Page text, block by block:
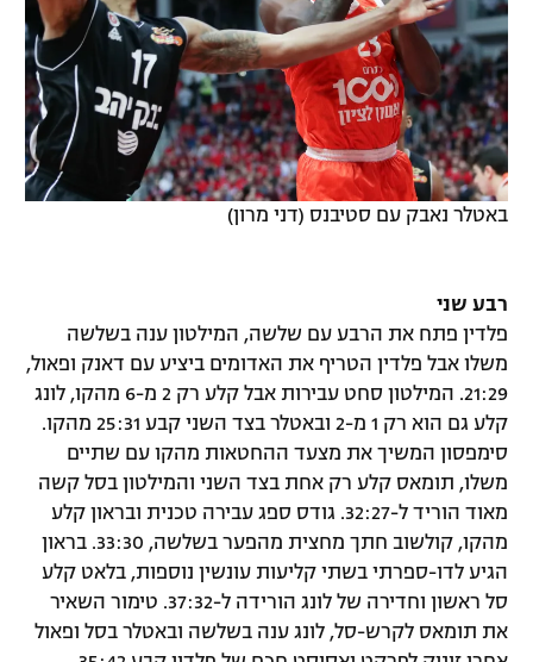
באטלר נאבק עם סטיבנס (דני מרון)
רבע שני
פלדין פתח את הרבע עם שלשה, המילטון ענה בשלשה
משלו אבל פלדין הטריף את האדומים ביציע עם דאנק ופאול,
21:29. המילטון סחט עבירות אבל קלע רק 2 מ-6 מהקו, לונג
קלע גם הוא רק 1 מ-2 ובאטלר בצד השני קבע 25:31 מהקו.
סימפסון המשיך את מצעד ההחטאות מהקו עם שתיים
משלו, תומאס קלע רק אחת בצד השני והמילטון בסל קשה
מאוד הוריד ל-32:27. גודס ספג עבירה טכנית ובראון קלע
מהקו, קולשוב חתך מחצית מהפער בשלשה, 33:30. בראון
הגיע לדו-ספרתי בשתי קליעות עונשין נוספות, בלאט קלע
סל ראשון וחדירה של לונג הורידה ל-37:32. טימור השאיר
את תומאס לקרש-סל, לונג ענה בשלשה ובאטלר בסל ופאול